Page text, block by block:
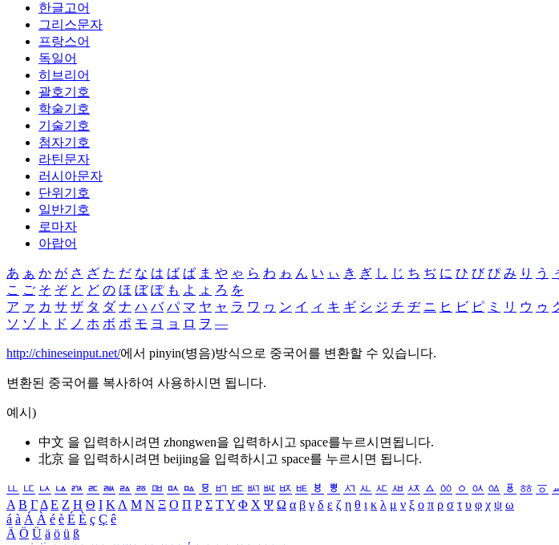
한글고어
그리스문자
프랑스어
독일어
히브리어
괄호기호
학술기호
기술기호
첨자기호
라틴문자
러시아문자
단위기호
일반기호
로마자
아랍어
あ ぁ か が さ ざ た だ な は ば ぱ ま や ゃ ら わ ゎ ん い ぃ き ぎ し じ ち ぢ に ひ び ぴ み り う
こ ご そ ぞ と ど の ほ ぼ ぽ も よ ょ ろ を
ア ァ カ サ ザ タ ダ ナ ハ バ パ マ ヤ ャ ラ ワ ヮ ン イ ィ キ ギ シ ジ チ ヂ ニ ヒ ビ ピ ミ リ ウ ゥ
ソ ゾ ト ド ノ ホ ボ ポ モ ヨ ョ ロ ヲ ―
http://chineseinput.net/에서 pinyin(병음)방식으로 중국어를 변환할 수 있습니다.
변환된 중국어를 복사하여 사용하시면 됩니다.
예시)
中文 을 입력하시려면 zhongwen을 입력하시고 space를누르시면됩니다.
北京 을 입력하시려면 beijing을 입력하시고 space를 누르시면 됩니다.
ㅥ ㅦ ㅧ ㅨ ㅩ ㅪ ㅫ ㅬ ㅭ ㅮ ㅯ ㅰ ㅱ ㅲ ㅳ ㅴ ㅵ ㅶ ㅷ ㅸ ㅹ ㅺ ㅻ ㅼ ㅽ ㅾ ㅿ ㆀ ㆁ ㆂ ㆃ ㆄ ㆅ ㆆ
Α Β ΓΔ Ε Ζ Η Θ Ι ΚΛ Μ Ν Ξ Ο Π Ρ Σ ΤΥ Φ Χ Ψ Ω α β γ δ ε ζ η θ ι κ λ μ ν ξ ο π ρ σ τ υ φ χ ψ ω
á à Á À é è É È ç Ç ê
Ä Ö Ü ä ö ü ß